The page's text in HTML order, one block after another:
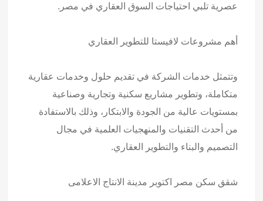
عصرية تلبي احتياجات السوق العقاري في مصر.
أهم مشروعات لافيستا للتطوير العقاري
وتتمثل خدمات الشركة في تقديم حلول وخدمات عقارية
متكاملة، وتطوير مشاريع سكنية وتجارية وصناعية
بمستويات عالية من الجودة والابتكار، وذلك بالاستفادة
من أحدث التقنيات والمنهجيات العلمية في مجال
التصميم والبناء والتطوير العقاري.
شقق سكن مصر اكتوبر مدينة الانتاج الاعلامى